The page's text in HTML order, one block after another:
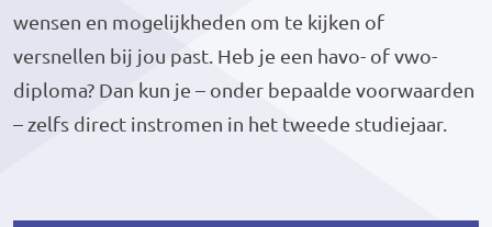
wensen en mogelijkheden om te kijken of
versnellen bij jou past. Heb je een havo- of vwo-
diploma? Dan kun je – onder bepaalde voorwaarden
– zelfs direct instromen in het tweede studiejaar.